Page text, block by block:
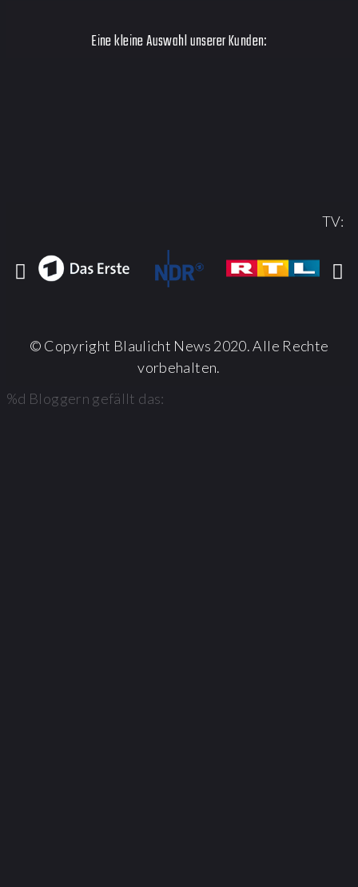
Eine kleine Auswahl unserer Kunden:
TV:
© Copyright Blaulicht News 2020. Alle Rechte
vorbehalten.
%d Bloggern gefällt das: